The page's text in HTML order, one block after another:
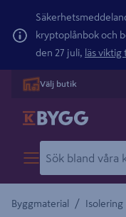
kryptoplånbok och
den 27 juli, läs
Välj butik
Byggmaterial / Isolering